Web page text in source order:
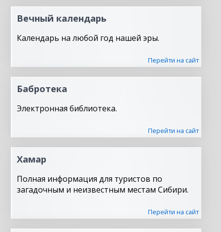
Вечный календарь
Календарь на любой год нашей эры.
Перейти на сайт
Бабротека
Электронная библиотека.
Перейти на сайт
Хамар
Полная информация для туристов по
загадочным и неизвестным местам Сибири.
Перейти на сайт